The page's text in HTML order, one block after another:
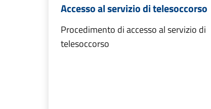
Accesso al servizio di telesoccorso
Procedimento di accesso al servizio di
telesoccorso